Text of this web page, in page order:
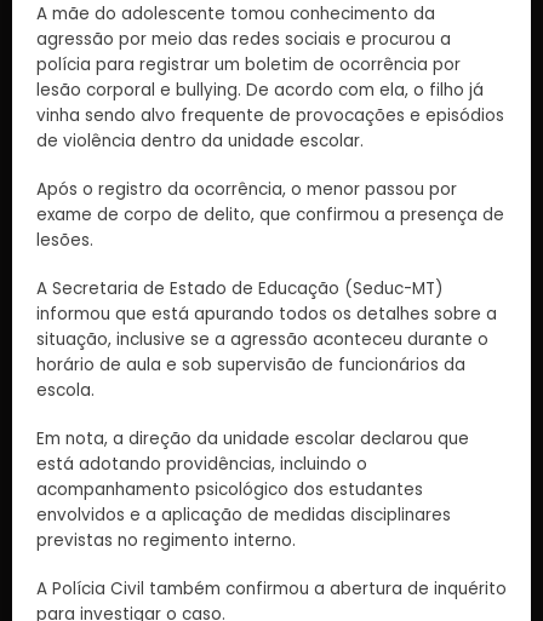
A mãe do adolescente tomou conhecimento da
agressão por meio das redes sociais e procurou a
polícia para registrar um boletim de ocorrência por
lesão corporal e bullying. De acordo com ela, o filho já
vinha sendo alvo frequente de provocações e episódios
de violência dentro da unidade escolar.
Após o registro da ocorrência, o menor passou por
exame de corpo de delito, que confirmou a presença de
lesões.
A Secretaria de Estado de Educação (Seduc-MT)
informou que está apurando todos os detalhes sobre a
situação, inclusive se a agressão aconteceu durante o
horário de aula e sob supervisão de funcionários da
escola.
Em nota, a direção da unidade escolar declarou que
está adotando providências, incluindo o
acompanhamento psicológico dos estudantes
envolvidos e a aplicação de medidas disciplinares
previstas no regimento interno.
A Polícia Civil também confirmou a abertura de inquérito
para investigar o caso.